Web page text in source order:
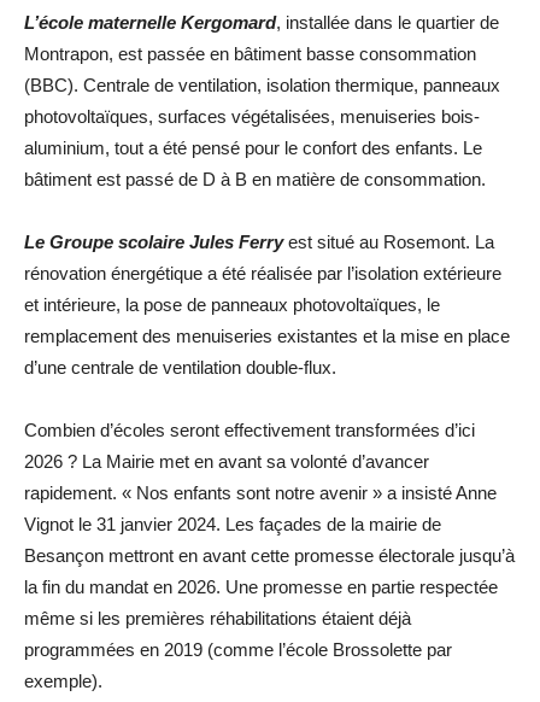
L’école maternelle Kergomard, installée dans le quartier de
Montrapon, est passée en bâtiment basse consommation
(BBC). Centrale de ventilation, isolation thermique, panneaux
photovoltaïques, surfaces végétalisées, menuiseries bois-
aluminium, tout a été pensé pour le confort des enfants. Le
bâtiment est passé de D à B en matière de consommation.
Le Groupe scolaire Jules Ferryest situé au Rosemont. La
rénovation énergétique a été réalisée par l’isolation extérieure
et intérieure, la pose de panneaux photovoltaïques, le
remplacement des menuiseries existantes et la mise en place
d’une centrale de ventilation double-flux.
Combien d’écoles seront effectivement transformées d’ici
2026 ? La Mairie met en avant sa volonté d’avancer
rapidement. « Nos enfants sont notre avenir » a insisté Anne
Vignot le 31 janvier 2024. Les façades de la mairie de
Besançon mettront en avant cette promesse électorale jusqu’à
la fin du mandat en 2026. Une promesse en partie respectée
même si les premières réhabilitations étaient déjà
programmées en 2019 (comme l’école Brossolette par
exemple).